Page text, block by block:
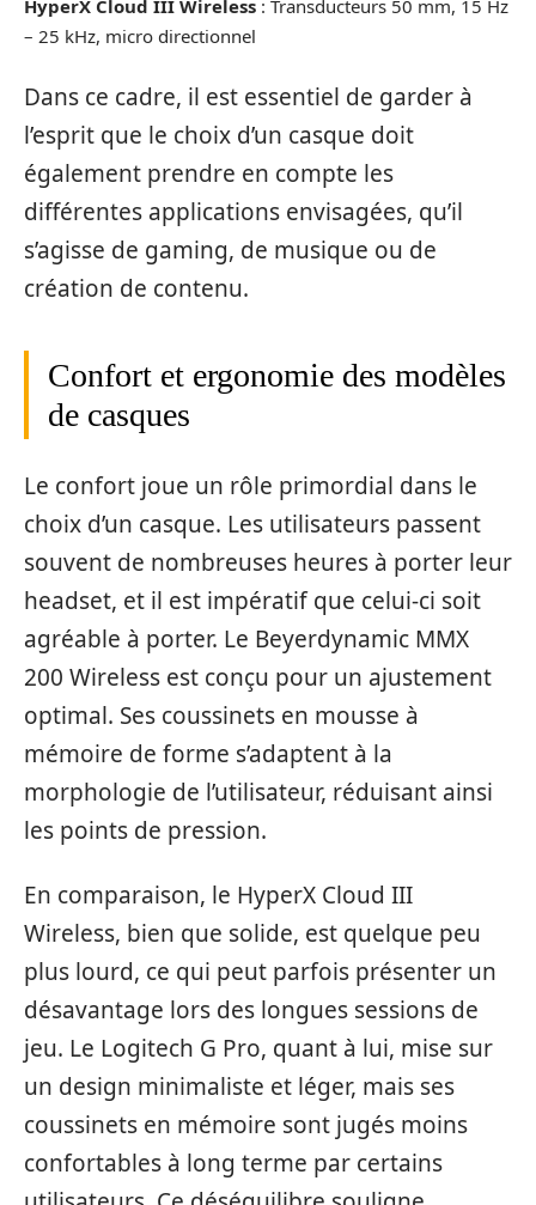
HyperX Cloud III Wireless : Transducteurs 50 mm, 15 Hz
– 25 kHz, micro directionnel
Dans ce cadre, il est essentiel de garder à
l’esprit que le choix d’un casque doit
également prendre en compte les
différentes applications envisagées, qu’il
s’agisse de gaming, de musique ou de
création de contenu.
Confort et ergonomie des modèles
de casques
Le confort joue un rôle primordial dans le
choix d’un casque. Les utilisateurs passent
souvent de nombreuses heures à porter leur
headset, et il est impératif que celui-ci soit
agréable à porter. Le Beyerdynamic MMX
200 Wireless est conçu pour un ajustement
optimal. Ses coussinets en mousse à
mémoire de forme s’adaptent à la
morphologie de l’utilisateur, réduisant ainsi
les points de pression.
En comparaison, le HyperX Cloud III
Wireless, bien que solide, est quelque peu
plus lourd, ce qui peut parfois présenter un
désavantage lors des longues sessions de
jeu. Le Logitech G Pro, quant à lui, mise sur
un design minimaliste et léger, mais ses
coussinets en mémoire sont jugés moins
confortables à long terme par certains